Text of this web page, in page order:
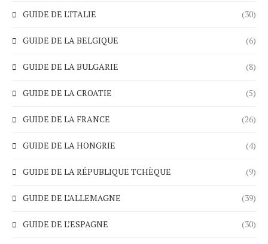
GUIDE DE L'ITALIE (30)
GUIDE DE LA BELGIQUE (6)
GUIDE DE LA BULGARIE (8)
GUIDE DE LA CROATIE (5)
GUIDE DE LA FRANCE (26)
GUIDE DE LA HONGRIE (4)
GUIDE DE LA RÉPUBLIQUE TCHÈQUE (9)
GUIDE DE L’ALLEMAGNE (39)
GUIDE DE L’ESPAGNE (30)